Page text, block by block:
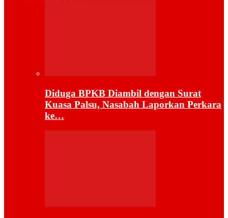
Diduga BPKB Diambil dengan Surat
Kuasa Palsu, Nasabah Laporkan Perkara
ke…